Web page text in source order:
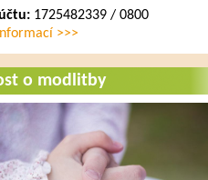
1725482339 / 0800
>>>
o modlitby